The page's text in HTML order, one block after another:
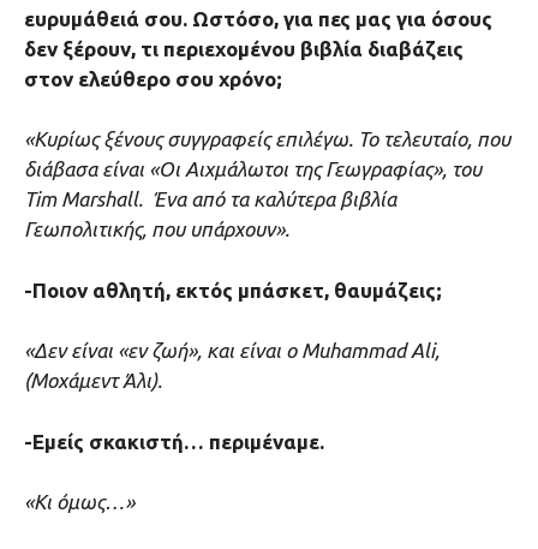
ευρυμάθειά σου. Ωστόσο, για πες μας για όσους
δεν ξέρουν, τι περιεχομένου βιβλία διαβάζεις
στον ελεύθερο σου χρόνο;
«Κυρίως ξένους συγγραφείς επιλέγω. Το τελευταίο, που
διάβασα είναι «Οι Αιχμάλωτοι της Γεωγραφίας», του
Tim Marshall. Ένα από τα καλύτερα βιβλία
Γεωπολιτικής, που υπάρχουν».
-Ποιον αθλητή, εκτός μπάσκετ, θαυμάζεις;
«Δεν είναι «εν ζωή», και είναι ο Muhammad Ali,
(Μοχάμεντ Άλι).
-Εμείς σκακιστή… περιμέναμε.
«Κι όμως…»